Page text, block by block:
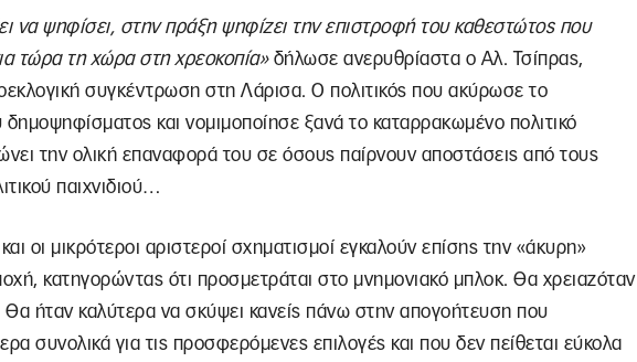
να ψηφίσει, στην πράξη ψηφίζει την επιστροφή του καθεστώτος που
τώρα τη χώρα στη χρεοκοπία»δήλωσε ανερυθρίαστα ο Αλ. Τσίπρας,
συγκέντρωση στη Λάρισα. Ο πολιτικός που ακύρωσε το
και νομιμοποίησε ξανά το καταρρακωμένο πολιτικό
την ολική επαναφορά του σε όσους παίρνουν αποστάσεις από τους
παιχνιδιού…
οι μικρότεροι αριστεροί σχηματισμοί εγκαλούν επίσης την «άκυρη»
κατηγορώντας ότι προσμετράται στο μνημονιακό μπλοκ. Θα χρειαζόταν
Θα ήταν καλύτερα να σκύψει κανείς πάνω στην απογοήτευση που
συνολικά για τις προσφερόμενες επιλογές και που δεν πείθεται εύκολα